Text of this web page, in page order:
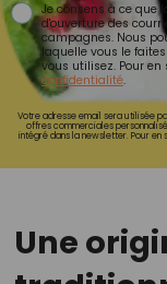
Je consens à ce que
d'ouverture des
campagnes. Nous
laquelle vous le
vous utilisez. Pour
confidentialité.
Votre adresse email sera utilisée
offres commerciales
intégré dans la newsletter. Pour
Une